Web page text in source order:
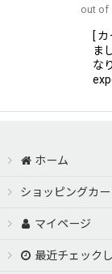
out of
[
ま
な
ホーム
ショッピングカー
マイページ
最近チェック